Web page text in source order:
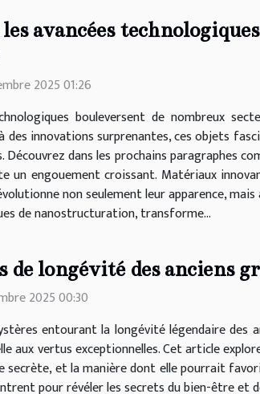
avancées
2025 01:26
bouleversent de nombreux
des innovations surprenantes, ces objets
Découvrez dans les prochains paragraphes
un engouement croissant. Matériaux
non seulement leur apparence,
de nanostructuration, transforme...
de longévité des anciens
2025 00:30
entourant la longévité légendaire des
aux vertus exceptionnelles. Cet article
secrète, et la manière dont elle pourrait
pour révéler les secrets du bien-être et